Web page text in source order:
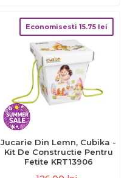
Economisesti 15.75 lei
Jucarie Din Lemn, Cubika -
Kit De Constructie Pentru
Fetite KRT13906